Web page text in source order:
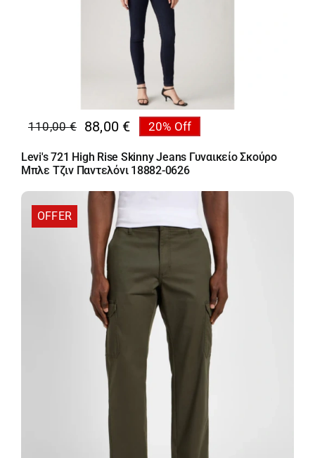
110,00€
Original
price
was:
88,00 €
Η
τρέχουσα
τιμή
88,00 €.
20% Off
Levi's 721 High Rise Skinny Jeans Γυναικείο Σκούρο
Μπλε Τζιν Παντελόνι 18882-0626
OFFER